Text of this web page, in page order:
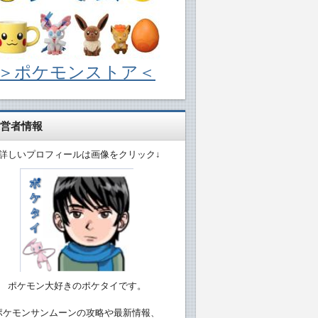
ポケモンストア＜
者情報
しいプロフィールは画像をクリック↓
ポケモン大好きのポケタイです。
ケモンサンムーンの攻略や最新情報、